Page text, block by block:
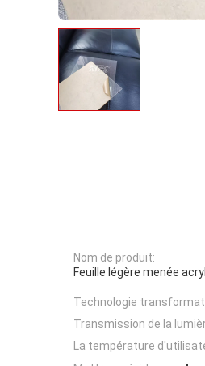
Nom de produit:
Feuille légère menée
Technologie
Transmission de la
La température